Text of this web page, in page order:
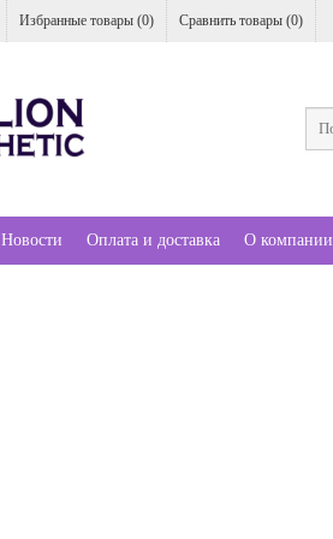
Избранные товары (0) Сравнить товары (0)
Новости Оплата и доставка О компании